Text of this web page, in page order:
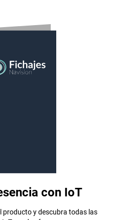
con IoT
producto y descubra todas las